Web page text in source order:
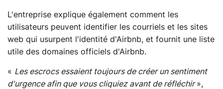
L'entreprise explique également comment les
utilisateurs peuvent identifier les courriels et les sites
web qui usurpent l'identité d'Airbnb, et fournit une liste
utile des domaines officiels d'Airbnb.
« Les escrocs essaient toujours de créer un sentiment
d'urgence afin que vous cliquiez avant de réfléchir»,